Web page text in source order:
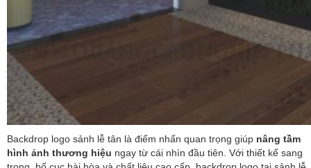
Backdrop logo sảnh lễ tân là điểm nhấn quan trọng giúp nâng tầm
hình ảnh thương hiệu ngay từ cái nhìn đầu tiên. Với thiết kế sang